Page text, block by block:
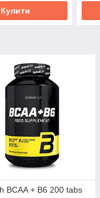
Купити
BCAA + B6 200 tabs